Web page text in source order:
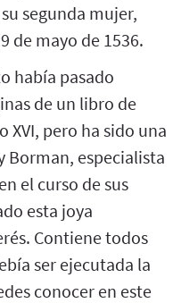
segunda mujer,
de mayo de 1536.
había pasado
de un libro de
XVI, pero ha sido una
Borman, especialista
el curso de sus
esta joya
Contiene todos
ser ejecutada la
conocer en este